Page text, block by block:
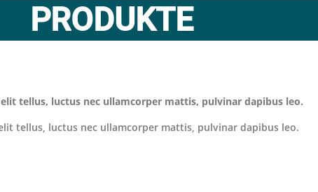
PRODUKTE
tellus, luctus nec ullamcorper mattis, pulvinar dapibus leo.
tellus, luctus nec ullamcorper mattis, pulvinar dapibus leo.